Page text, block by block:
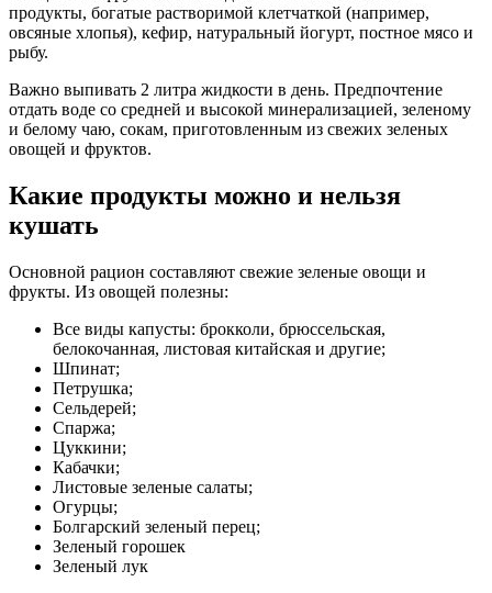
продукты, богатые растворимой клетчаткой (например,
овсяные хлопья), кефир, натуральный йогурт, постное мясо и
рыбу.
Важно выпивать 2 литра жидкости в день. Предпочтение
отдать воде со средней и высокой минерализацией, зеленому
и белому чаю, сокам, приготовленным из свежих зеленых
овощей и фруктов.
Какие продукты можно и нельзя
кушать
Основной рацион составляют свежие зеленые овощи и
фрукты. Из овощей полезны:
Все виды капусты: брокколи, брюссельская,
белокочанная, листовая китайская и другие;
Шпинат;
Петрушка;
Сельдерей;
Спаржа;
Цуккини;
Кабачки;
Листовые зеленые салаты;
Огурцы;
Болгарский зеленый перец;
Зеленый горошек
Зеленый лук